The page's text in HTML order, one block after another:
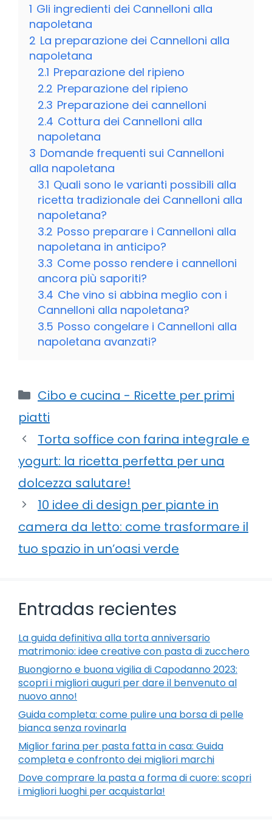
1 Gli ingredienti dei Cannelloni alla
napoletana
2 La preparazione dei Cannelloni alla
napoletana
2.1 Preparazione del ripieno
2.2 Preparazione del ripieno
2.3 Preparazione dei cannelloni
2.4 Cottura dei Cannelloni alla
napoletana
3 Domande frequenti sui Cannelloni
alla napoletana
3.1 Quali sono le varianti possibili alla
ricetta tradizionale dei Cannelloni alla
napoletana?
3.2 Posso preparare i Cannelloni alla
napoletana in anticipo?
3.3 Come posso rendere i cannelloni
ancora più saporiti?
3.4 Che vino si abbina meglio con i
Cannelloni alla napoletana?
3.5 Posso congelare i Cannelloni alla
napoletana avanzati?
Categorie
Cibo e cucina - Ricette per primi
piatti
Torta soffice con farina integrale e
yogurt: la ricetta perfetta per una
dolcezza salutare!
10 idee di design per piante in
camera da letto: come trasformare il
tuo spazio in un’oasi verde
Entradas recientes
La guida definitiva alla torta anniversario
matrimonio: idee creative con pasta di zucchero
Buongiorno e buona vigilia di Capodanno 2023:
scopri i migliori auguri per dare il benvenuto al
nuovo anno!
Guida completa: come pulire una borsa di pelle
bianca senza rovinarla
Miglior farina per pasta fatta in casa: Guida
completa e confronto dei migliori marchi
Dove comprare la pasta a forma di cuore: scopri
i migliori luoghi per acquistarla!